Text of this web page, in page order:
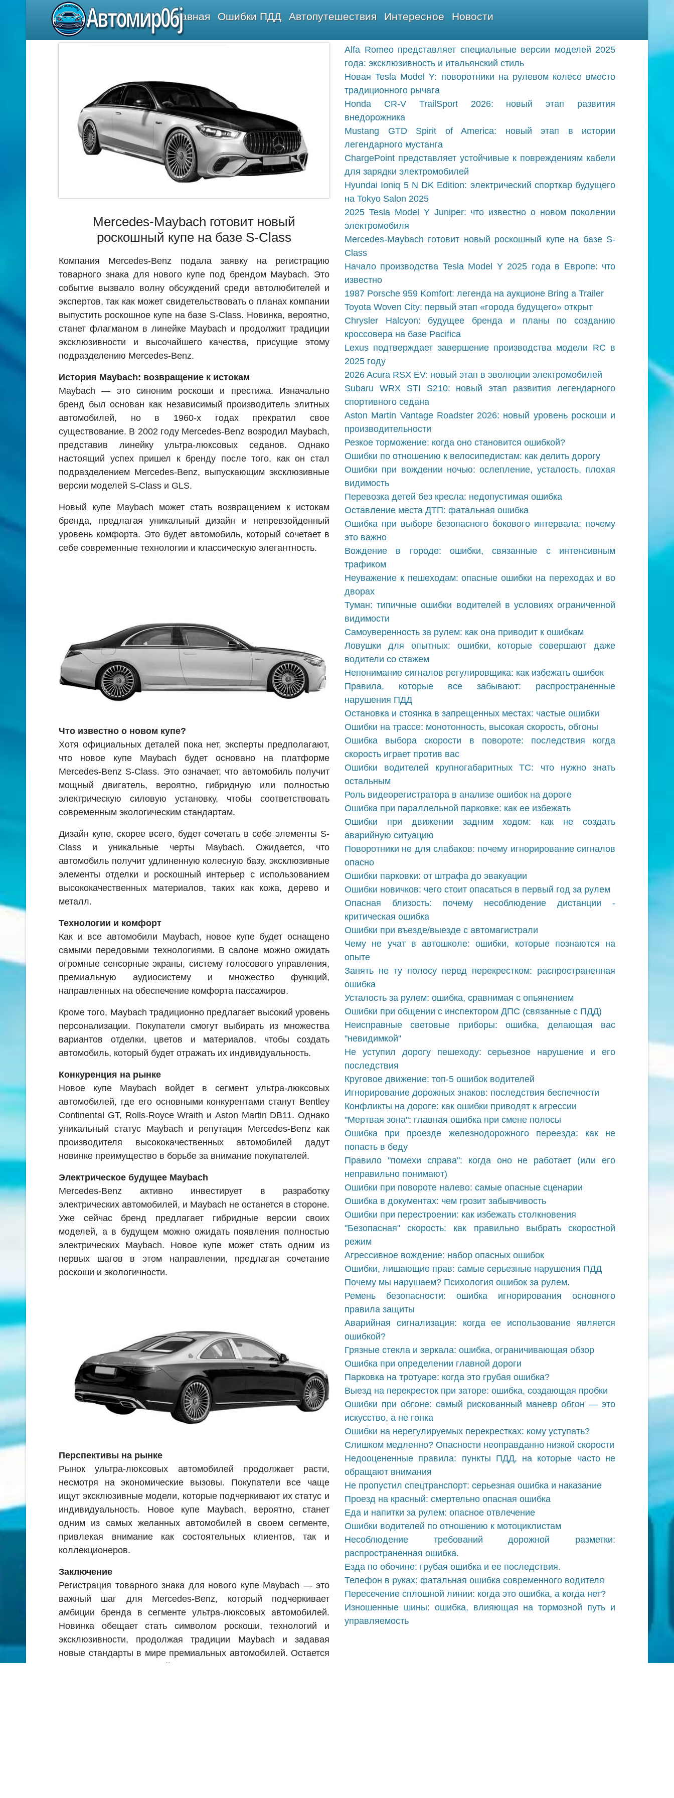
Автомир06jГлавная Ошибки ПДД Автопутешествия Интересное Новости
Mercedes-Maybach готовит новый
роскошный купе на базе S-Class
Компания Mercedes-Benz подала заявку на регистрацию
товарного знака для нового купе под брендом Maybach. Это
событие вызвало волну обсуждений среди автолюбителей и
экспертов, так как может свидетельствовать о планах компании
выпустить роскошное купе на базе S-Class. Новинка, вероятно,
станет флагманом в линейке Maybach и продолжит традиции
эксклюзивности и высочайшего качества, присущие этому
подразделению Mercedes-Benz.
История Maybach: возвращение к истокам
Maybach — это синоним роскоши и престижа. Изначально
бренд был основан как независимый производитель элитных
автомобилей, но в 1960-х годах прекратил свое
существование. В 2002 году Mercedes-Benz возродил Maybach,
представив линейку ультра-люксовых седанов. Однако
настоящий успех пришел к бренду после того, как он стал
подразделением Mercedes-Benz, выпускающим эксклюзивные
версии моделей S-Class и GLS.
Новый купе Maybach может стать возвращением к истокам
бренда, предлагая уникальный дизайн и непревзойденный
уровень комфорта. Это будет автомобиль, который сочетает в
себе современные технологии и классическую элегантность.
Что известно о новом купе?
Хотя официальных деталей пока нет, эксперты предполагают,
что новое купе Maybach будет основано на платформе
Mercedes-Benz S-Class. Это означает, что автомобиль получит
мощный двигатель, вероятно, гибридную или полностью
электрическую силовую установку, чтобы соответствовать
современным экологическим стандартам.
Дизайн купе, скорее всего, будет сочетать в себе элементы S-
Class и уникальные черты Maybach. Ожидается, что
автомобиль получит удлиненную колесную базу, эксклюзивные
элементы отделки и роскошный интерьер с использованием
высококачественных материалов, таких как кожа, дерево и
металл.
Технологии и комфорт
Как и все автомобили Maybach, новое купе будет оснащено
самыми передовыми технологиями. В салоне можно ожидать
огромные сенсорные экраны, систему голосового управления,
премиальную аудиосистему и множество функций,
направленных на обеспечение комфорта пассажиров.
Кроме того, Maybach традиционно предлагает высокий уровень
персонализации. Покупатели смогут выбирать из множества
вариантов отделки, цветов и материалов, чтобы создать
автомобиль, который будет отражать их индивидуальность.
Конкуренция на рынке
Новое купе Maybach войдет в сегмент ультра-люксовых
автомобилей, где его основными конкурентами станут Bentley
Continental GT, Rolls-Royce Wraith и Aston Martin DB11. Однако
уникальный статус Maybach и репутация Mercedes-Benz как
производителя высококачественных автомобилей дадут
новинке преимущество в борьбе за внимание покупателей.
Электрическое будущее Maybach
Mercedes-Benz активно инвестирует в разработку
электрических автомобилей, и Maybach не останется в стороне.
Уже сейчас бренд предлагает гибридные версии своих
моделей, а в будущем можно ожидать появления полностью
электрических Maybach. Новое купе может стать одним из
первых шагов в этом направлении, предлагая сочетание
роскоши и экологичности.
Перспективы на рынке
Рынок ультра-люксовых автомобилей продолжает расти,
несмотря на экономические вызовы. Покупатели все чаще
ищут эксклюзивные модели, которые подчеркивают их статус и
индивидуальность. Новое купе Maybach, вероятно, станет
одним из самых желанных автомобилей в своем сегменте,
привлекая внимание как состоятельных клиентов, так и
коллекционеров.
Заключение
Регистрация товарного знака для нового купе Maybach — это
важный шаг для Mercedes-Benz, который подчеркивает
амбиции бренда в сегменте ультра-люксовых автомобилей.
Новинка обещает стать символом роскоши, технологий и
эксклюзивности, продолжая традиции Maybach и задавая
новые стандарты в мире премиальных автомобилей. Остается
дождаться официальной презентации, чтобы узнать все
Alfa Romeo представляет специальные версии моделей 2025
года: эксклюзивность и итальянский стиль
Новая Tesla Model Y: поворотники на рулевом колесе вместо
традиционного рычага
Honda CR-V TrailSport 2026: новый этап развития
внедорожника
Mustang GTD Spirit of America: новый этап в истории
легендарного мустанга
ChargePoint представляет устойчивые к повреждениям кабели
для зарядки электромобилей
Hyundai Ioniq 5 N DK Edition: электрический спорткар будущего
на Tokyo Salon 2025
2025 Tesla Model Y Juniper: что известно о новом поколении
электромобиля
Mercedes-Maybach готовит новый роскошный купе на базе S-
Class
Начало производства Tesla Model Y 2025 года в Европе: что
известно
1987 Porsche 959 Komfort: легенда на аукционе Bring a Trailer
Toyota Woven City: первый этап «города будущего» открыт
Chrysler Halcyon: будущее бренда и планы по созданию
кроссовера на базе Pacifica
Lexus подтверждает завершение производства модели RC в
2025 году
2026 Acura RSX EV: новый этап в эволюции электромобилей
Subaru WRX STI S210: новый этап развития легендарного
спортивного седана
Aston Martin Vantage Roadster 2026: новый уровень роскоши и
производительности
Резкое торможение: когда оно становится ошибкой?
Ошибки по отношению к велосипедистам: как делить дорогу
Ошибки при вождении ночью: ослепление, усталость, плохая
видимость
Перевозка детей без кресла: недопустимая ошибка
Оставление места ДТП: фатальная ошибка
Ошибка при выборе безопасного бокового интервала: почему
это важно
Вождение в городе: ошибки, связанные с интенсивным
трафиком
Неуважение к пешеходам: опасные ошибки на переходах и во
дворах
Туман: типичные ошибки водителей в условиях ограниченной
видимости
Самоуверенность за рулем: как она приводит к ошибкам
Ловушки для опытных: ошибки, которые совершают даже
водители со стажем
Непонимание сигналов регулировщика: как избежать ошибок
Правила, которые все забывают: распространенные
нарушения ПДД
Остановка и стоянка в запрещенных местах: частые ошибки
Ошибки на трассе: монотонность, высокая скорость, обгоны
Ошибка выбора скорости в повороте: последствия когда
скорость играет против вас
Ошибки водителей крупногабаритных ТС: что нужно знать
остальным
Роль видеорегистратора в анализе ошибок на дороге
Ошибка при параллельной парковке: как ее избежать
Ошибки при движении задним ходом: как не создать
аварийную ситуацию
Поворотники не для слабаков: почему игнорирование сигналов
опасно
Ошибки парковки: от штрафа до эвакуации
Ошибки новичков: чего стоит опасаться в первый год за рулем
Опасная близость: почему несоблюдение дистанции -
критическая ошибка
Ошибки при въезде/выезде с автомагистрали
Чему не учат в автошколе: ошибки, которые познаются на
опыте
Занять не ту полосу перед перекрестком: распространенная
ошибка
Усталость за рулем: ошибка, сравнимая с опьянением
Ошибки при общении с инспектором ДПС (связанные с ПДД)
Неисправные световые приборы: ошибка, делающая вас
"невидимкой"
Не уступил дорогу пешеходу: серьезное нарушение и его
последствия
Круговое движение: топ-5 ошибок водителей
Игнорирование дорожных знаков: последствия беспечности
Конфликты на дороге: как ошибки приводят к агрессии
"Мертвая зона": главная ошибка при смене полосы
Ошибка при проезде железнодорожного переезда: как не
попасть в беду
Правило "помехи справа": когда оно не работает (или его
неправильно понимают)
Ошибки при повороте налево: самые опасные сценарии
Ошибка в документах: чем грозит забывчивость
Ошибки при перестроении: как избежать столкновения
"Безопасная" скорость: как правильно выбрать скоростной
режим
Агрессивное вождение: набор опасных ошибок
Ошибки, лишающие прав: самые серьезные нарушения ПДД
Почему мы нарушаем? Психология ошибок за рулем.
Ремень безопасности: ошибка игнорирования основного
правила защиты
Аварийная сигнализация: когда ее использование является
ошибкой?
Грязные стекла и зеркала: ошибка, ограничивающая обзор
Ошибка при определении главной дороги
Парковка на тротуаре: когда это грубая ошибка?
Выезд на перекресток при заторе: ошибка, создающая пробки
Ошибки при обгоне: самый рискованный маневр обгон — это
искусство, а не гонка
Ошибки на нерегулируемых перекрестках: кому уступать?
Слишком медленно? Опасности неоправданно низкой скорости
Недооцененные правила: пункты ПДД, на которые часто не
обращают внимания
Не пропустил спецтранспорт: серьезная ошибка и наказание
Проезд на красный: смертельно опасная ошибка
Еда и напитки за рулем: опасное отвлечение
Ошибки водителей по отношению к мотоциклистам
Несоблюдение требований дорожной разметки:
распространенная ошибка.
Езда по обочине: грубая ошибка и ее последствия.
Телефон в руках: фатальная ошибка современного водителя
Пересечение сплошной линии: когда это ошибка, а когда нет?
Изношенные шины: ошибка, влияющая на тормозной путь и
управляемость